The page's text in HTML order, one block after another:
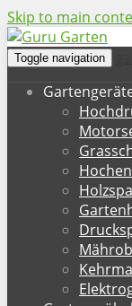
Skip to main
Toggle navigation